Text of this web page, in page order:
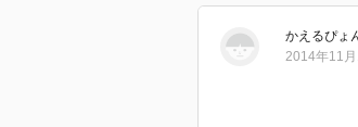
かえるぴょ
2014年11月